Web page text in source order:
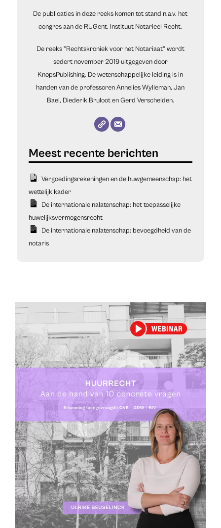
De publicaties in deze reeks komen tot stand n.a.v. het
congres aan de RUGent, Instituut Notarieel Recht.
De reeks "Rechtskroniek voor het Notariaat" wordt
sedert november 2019 uitgegeven door
KnopsPublishing. De wetenschappelijke leiding is in
handen van de professoren Annelies Wylleman, Jan
Bael, Diederik Bruloot en Gerd Verschelden.
Vergoedingsrekeningen en de huwgemeenschap: het
wettelijk kader
De internationale nalatenschap: het toepasselijke
huwelijksvermogensrecht
De internationale nalatenschap: bevoegdheid van de
notaris